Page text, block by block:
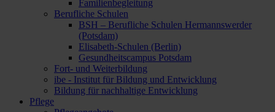
Familienbegleitung
Berufliche Schulen
BSH – Berufliche Schulen Hermannswerder
(Potsdam)
Elisabeth-Schulen (Berlin)
Gesundheitscampus Potsdam
Fort- und Weiterbildung
ibe - Institut für Bildung und Entwicklung
Bildung für nachhaltige Entwicklung
Pflege